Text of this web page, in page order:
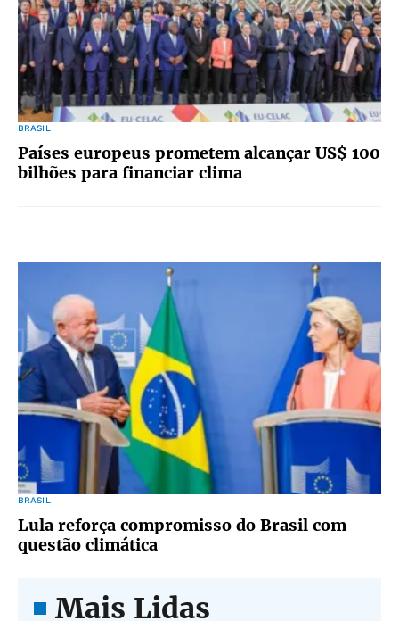
BRASIL
Países europeus prometem alcançar US$ 100
bilhões para financiar clima
BRASIL
Lula reforça compromisso do Brasil com
questão climática
Mais Lidas